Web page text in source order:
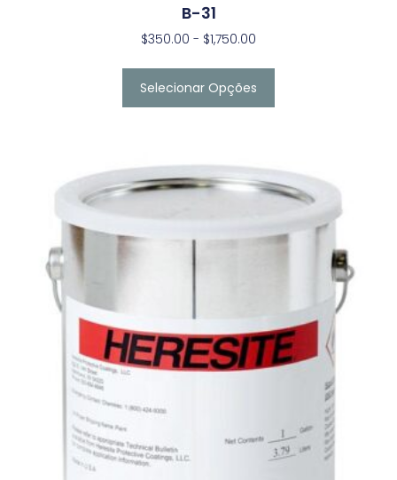
B-31
$350.00 - $1,750.00
Selecionar Opções